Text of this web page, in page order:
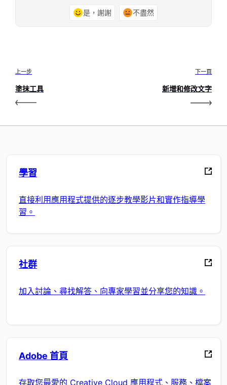
是，謝謝 不盡然
上一步
塗抹工具
下一頁
新增和修改文字
學習
直接利用應用程式提供的逐步教學影片和實作指導學
習。
社群
加入討論、尋找解答、向專家學習並分享您的知識。
Adobe 首頁
存取您最愛的 Creative Cloud 應用程式、服務、檔案